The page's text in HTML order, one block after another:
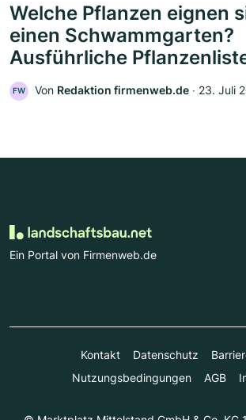
Welche Pflanzen eignen
einen Schwammgarten?
Ausführliche
FW Von Redaktion firmenweb.de ‧ 23. Juli
Ein Portal von Firmenweb.de
Kontakt Datenschutz
Nutzungsbedingungen
AGB